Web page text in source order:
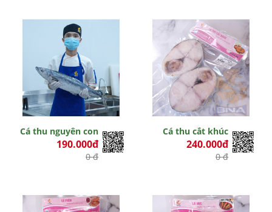
Cá thu nguyên con
190.000đ
0 đ
Cá thu cắt khúc
240.000đ
0 đ